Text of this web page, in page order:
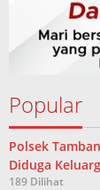
Popular
Polsek
Diduga
189 Dilihat